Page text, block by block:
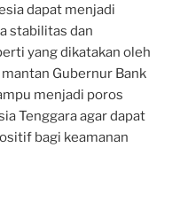
dapat menjadi
stabilitas dan
yang dikatakan oleh
Gubernur Bank
menjadi poros
Tenggara agar dapat
bagi keamanan